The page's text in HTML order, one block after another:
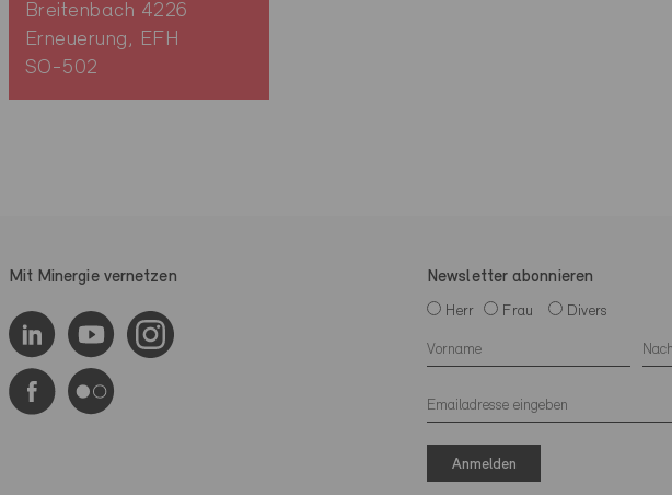
Breitenbach 4226
Erneuerung, EFH
SO-502
Mit Minergie vernetzen Newsletter abonnieren
Herr Frau Divers
Anmelden